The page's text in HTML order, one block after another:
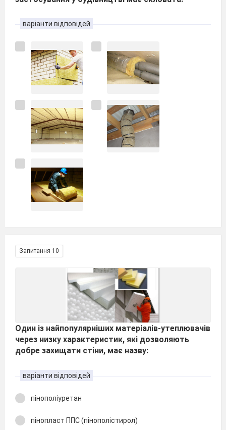
варіанти відповідей
Запитання 10
Один із найпопулярніших матеріалів-утеплювачів
через низку характеристик, які дозволяють
добре захищати стіни, має назву:
варіанти відповідей
пінополіуретан
пінопласт ППС (пінополістирол)